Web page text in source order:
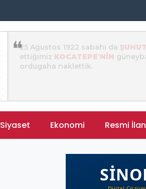
Siyaset Ekonomi Resmi İlan